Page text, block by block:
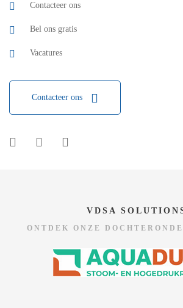
Contacteer ons
Bel ons gratis
Vacatures
Contacteer ons
VDSA
ONTDEK ONZE